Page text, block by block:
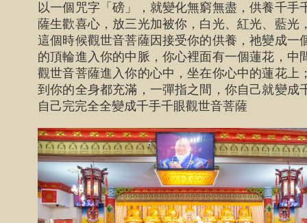
以一個咒字「磅」，就變化無窮無盡，供養千手
薩生歡喜心，放三光加被你，白光、紅光、藍光
這個時候觀世音菩薩因接受你的供養，祂變成一
的頂輪進入你的中脈，你心裡面有一個蓮花，中
觀世音菩薩進入你的心中，坐在你心中的蓮花上
到你的全身都充滿，一彈指之間，你自己就變成
自己完完全全變成千手千眼觀世音菩薩